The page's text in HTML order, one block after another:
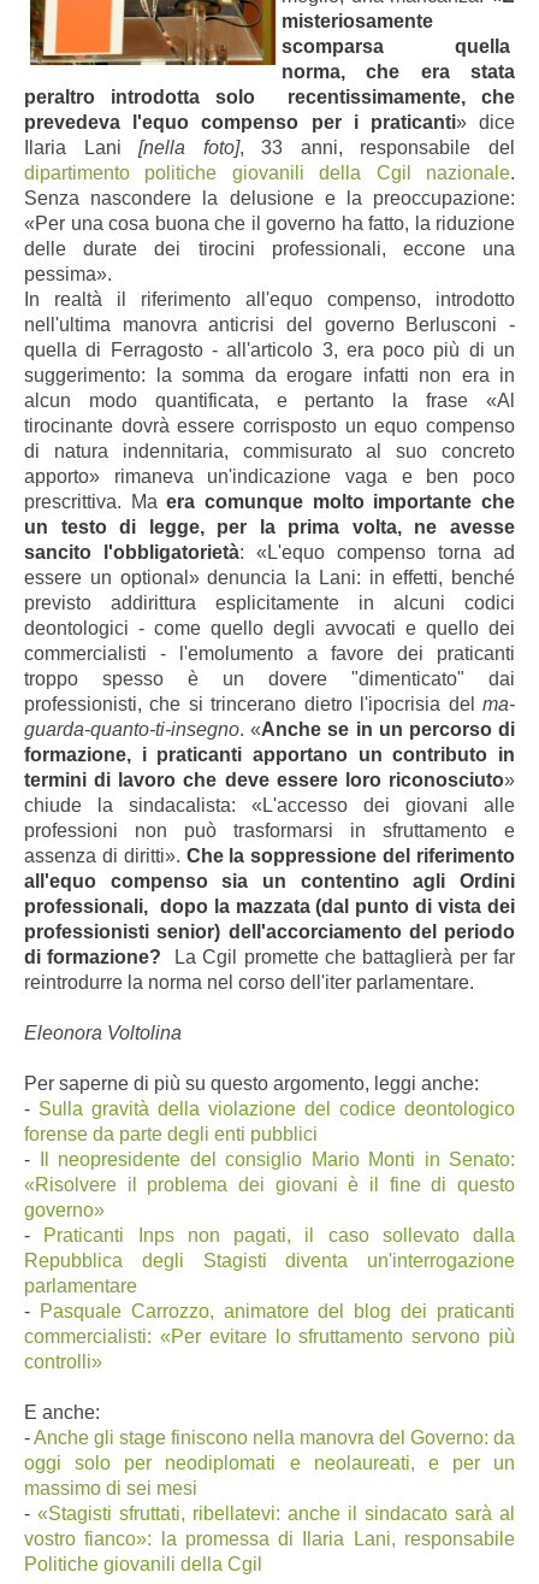
misteriosamente
scomparsa quella
norma, che era stata
peraltro introdotta solo recentissimamente, che
prevedeva l'equo compenso per i praticanti» dice
Ilaria Lani[nella foto], 33 anni, responsabile del
dipartimento politiche giovanili della Cgil nazionale.
Senza nascondere la delusione e la preoccupazione:
«Per una cosa buona che il governo ha fatto, la riduzione
delle durate dei tirocini professionali, eccone una
pessima».
In realtà il riferimento all'equo compenso, introdotto
nell'ultima manovra anticrisi del governo Berlusconi -
quella di Ferragosto - all'articolo 3, era poco più di un
suggerimento: la somma da erogare infatti non era in
alcun modo quantificata, e pertanto la frase «Al
tirocinante dovrà essere corrisposto un equo compenso
di natura indennitaria, commisurato al suo concreto
apporto» rimaneva un'indicazione vaga e ben poco
prescrittiva. Maera comunque molto importante che
un testo di legge, per la prima volta, ne avesse
sancito l'obbligatorietà: «L'equo compenso torna ad
essere un optional» denuncia la Lani: in effetti, benché
previsto addirittura esplicitamente in alcuni codici
deontologici - come quello degli avvocati e quello dei
commercialisti - l'emolumento a favore dei praticanti
troppo spesso è un dovere "dimenticato" dai
professionisti, che si trincerano dietro l'ipocrisia del ma-
guarda-quanto-ti-insegno. «Anche se in un percorso di
formazione, i praticanti apportano un contributo in
termini di lavoro che deve essere loro riconosciuto»
chiude la sindacalista: «L'accesso dei giovani alle
professioni non può trasformarsi in sfruttamento e
assenza di diritti». Che la soppressione del riferimento
all'equo compenso sia un contentino agli Ordini
professionali, dopo la mazzata (dal punto di vista dei
professionisti senior) dell'accorciamento del periodo
di formazione? La Cgil promette che battaglierà per far
reintrodurre la norma nel corso dell'iter parlamentare.
Eleonora Voltolina
Per saperne di più su questo argomento, leggi anche:
- Sulla gravità della violazione del codice deontologico
forense da parte degli enti pubblici
-
Il neopresidente del consiglio Mario Monti in Senato:
«Risolvere il problema dei giovani è il fine di questo
governo»
-
Praticanti Inps non pagati, il caso sollevato dalla
Repubblica degli Stagisti diventa un'interrogazione
parlamentare
- Pasquale Carrozzo, animatore del blog dei praticanti
commercialisti: «Per evitare lo sfruttamento servono più
controlli»
E anche:
-Anche gli stage finiscono nella manovra del Governo: da
oggi solo per neodiplomati e neolaureati, e per un
massimo di sei mesi
- «Stagisti sfruttati, ribellatevi: anche il sindacato sarà al
vostro fianco»: la promessa di Ilaria Lani, responsabile
Politiche giovanili della Cgil